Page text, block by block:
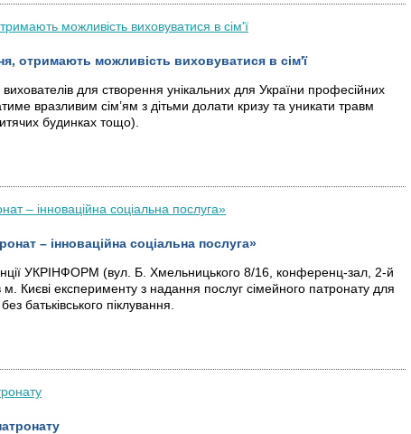
отримають можливість виховуватися в сім'ї
для створення унікальних для України професійних
вразливим сім’ям з дітьми долати кризу та уникати травм
будинках тощо).
– інноваційна соціальна послуга»
УКРІНФОРМ (вул. Б. Хмельницького 8/16, конференц-зал, 2-й
Києві експерименту з надання послуг сімейного патронату для
батьківського піклування.